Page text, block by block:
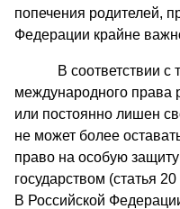
попечения родителей,
Федерации крайне
В соответствии с
международного права
или постоянно лишен
не может более
право на особую
государством (статья
В Российской